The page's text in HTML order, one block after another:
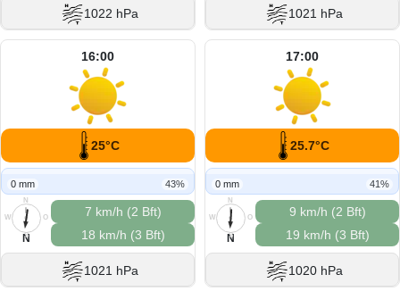
1022 hPa 1021 hPa
16:00
25°C
0 mm 43%
N
O
S
W
N
7 km/h (2 Bft)
18 km/h (3 Bft)
1021 hPa
17:00
25.7°C
0 mm 41%
N
O
S
W
N
9 km/h (2 Bft)
19 km/h (3 Bft)
1020 hPa